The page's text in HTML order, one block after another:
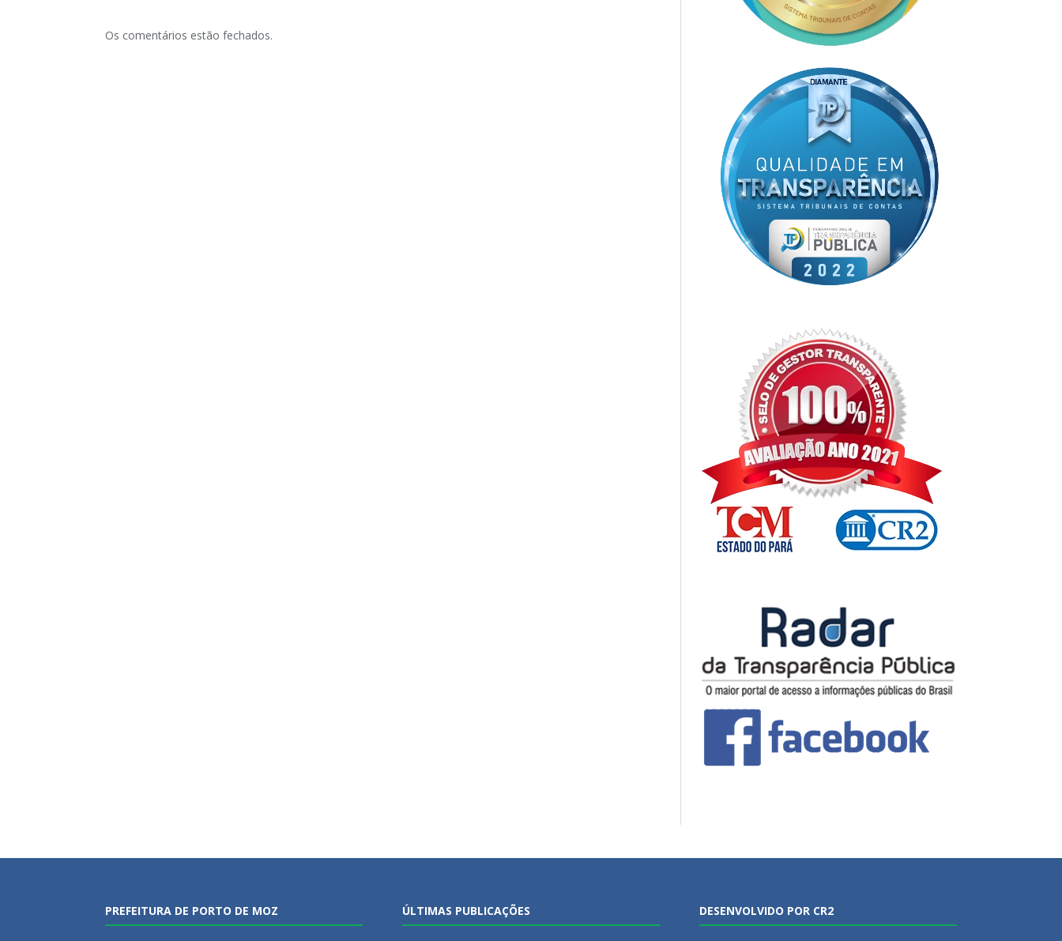
Os comentários estão fechados.
PREFEITURA DE PORTO DE MOZ ÚLTIMAS PUBLICAÇÕES DESENVOLVIDO POR CR2